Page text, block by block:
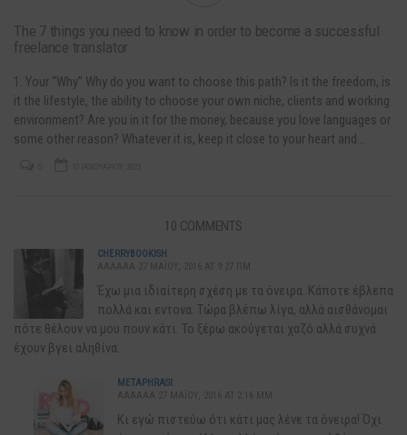
The 7 things you need to know in order to become a successful
freelance translator
1. Your “Why” Why do you want to choose this path? Is it the freedom, is
it the lifestyle, the ability to choose your own niche, clients and working
environment? Are you in it for the money, because you love languages or
some other reason? Whatever it is, keep it close to your heart and…
10 COMMENTS
CHERRYBOOKISH
Έχω μια ιδιαίτερη σχέση με τα όνειρα. Κάποτε έβλεπα
πολλά και εντονα. Τώρα βλέπω λίγα, αλλά αισθάνομαι
πότε θέλουν να μου πουν κάτι. Το ξέρω ακούγεται χαζό αλλά συχνά
έχουν βγει αληθίνα.
METAPHRASI
Kι εγώ πιστεύω ότι κάτι μας λένε τα όνειρα! Όχι